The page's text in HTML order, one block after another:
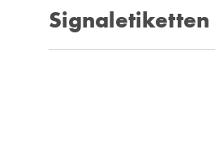
Signaletiketten